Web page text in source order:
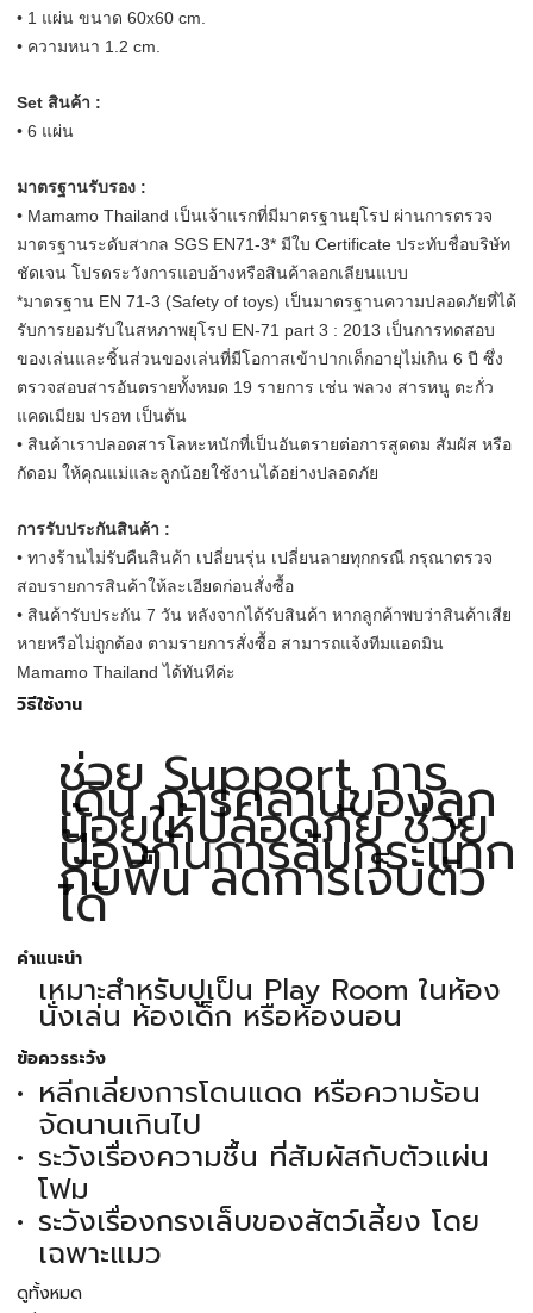
• 1 แผ่น ขนาด 60x60 cm.
• ความหนา 1.2 cm.
Set สินค้า :
• 6 แผ่น
มาตรฐานรับรอง :
• Mamamo Thailand เป็นเจ้าแรกที่มีมาตรฐานยุโรป ผ่านการตรวจ
มาตรฐานระดับสากล SGS EN71-3* มีใบ Certificate ประทับชื่อบริษัท
ชัดเจน โปรดระวังการแอบอ้างหรือสินค้าลอกเลียนแบบ
*มาตรฐาน EN 71-3 (Safety of toys) เป็นมาตรฐานความปลอดภัยที่ได้
รับการยอมรับในสหภาพยุโรป EN-71 part 3 : 2013 เป็นการทดสอบ
ของเล่นและชิ้นส่วนของเล่นที่มีโอกาสเข้าปากเด็กอายุไม่เกิน 6 ปี ซึ่ง
ตรวจสอบสารอันตรายทั้งหมด 19 รายการ เช่น พลวง สารหนู ตะกั่ว
แคดเมียม ปรอท เป็นต้น
• สินค้าเราปลอดสารโลหะหนักที่เป็นอันตรายต่อการสูดดม สัมผัส หรือ
กัดอม ให้คุณแม่และลูกน้อยใช้งานได้อย่างปลอดภัย
การรับประกันสินค้า :
• ทางร้านไม่รับคืนสินค้า เปลี่ยนรุ่น เปลี่ยนลายทุกกรณี กรุณาตรวจ
สอบรายการสินค้าให้ละเอียดก่อนสั่งซื้อ
• สินค้ารับประกัน 7 วัน หลังจากได้รับสินค้า หากลูกค้าพบว่าสินค้าเสีย
หายหรือไม่ถูกต้อง ตามรายการสั่งซื้อ สามารถแจ้งทีมแอดมิน
Mamamo Thailand ได้ทันทีค่ะ
วิธีใช้งาน
ช่วย Support การ
เดิน การคลานของลูก
น้อยให้ปลอดภัย ช่วย
ป้องกันการล้มกระแทก
กับพื้น ลดการเจ็บตัว
ได้
คำแนะนำ
เหมาะสำหรับปูเป็น Play Room ในห้อง
นั่งเล่น ห้องเด็ก หรือห้องนอน
ข้อควรระวัง
หลีกเลี่ยงการโดนแดด หรือความร้อน
จัดนานเกินไป
ระวังเรื่องความชื้น ที่สัมผัสกับตัวแผ่น
โฟม
ระวังเรื่องกรงเล็บของสัตว์เลี้ยง โดย
เฉพาะแมว
ดูทั้งหมด